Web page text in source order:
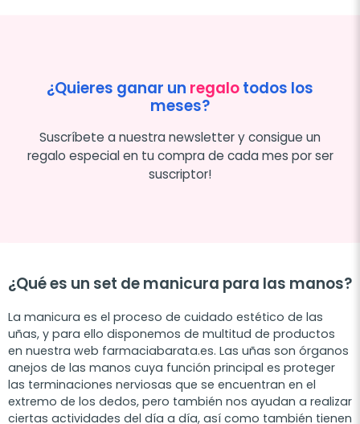
¿Quieres ganar un regalotodos los
meses?
Suscríbete a nuestra newsletter y consigue un
regalo especial en tu compra de cada mes por ser
suscriptor!
¿Qué es un set de manicura para las manos?
La manicura es el proceso de cuidado estético de las
uñas, y para ello disponemos de multitud de productos
en nuestra web farmaciabarata.es. Las uñas son órganos
anejos de las manos cuya función principal es proteger
las terminaciones nerviosas que se encuentran en el
extremo de los dedos, pero también nos ayudan a realizar
ciertas actividades del día a día, así como también tienen